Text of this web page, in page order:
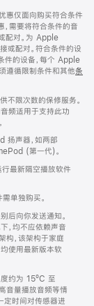
惠仅面向购买符合条件
需要将符合条件的音
配对。为 Apple
或配对。符合条件的设
件的设备，每个 Apple
遵循限制条件和其他条
限次数的保修服务。
频适用于支持此功
声器，如两部
(第一代)。
最新隔空播放软件
单独购买。
后向你发送通知。
，均不应依赖声音
构，该架构于家庭
使用最新版本软
度约为 15ºC 至
音量播放音频等情
定时间对传感器进